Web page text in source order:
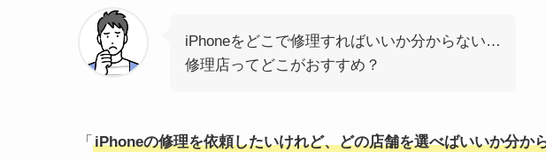
iPhoneをどこで修理すればいいか分からない…
修理店ってどこがおすすめ？
「 iPhoneの修理を依頼したいけれど、どの店舗を選べばいいか分か